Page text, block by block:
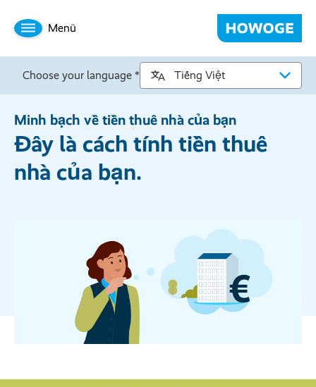
Menü
Choose your language *
Minh bạch về tiền thuê nhà của bạn
Đây là cách tính tiền thuê
nhà của bạn.